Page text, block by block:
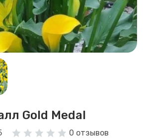
Gold Medal
0 отзывов